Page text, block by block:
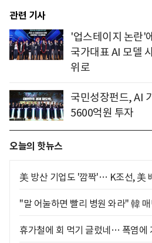
관련 기사
'업스테이지 논란'
국가대표 AI 모델
위로
국민성장펀드, AI
5600억원 투자
오늘의 핫뉴스
美 방산 기업도 '깜짝'… K조선, 美
"말 어눌하면 빨리 병원 와라" 韓
휴가철에 회 먹기 글렀네… 폭염에